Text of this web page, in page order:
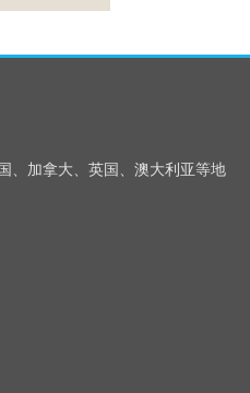
、加拿大、英国、澳大利亚等地